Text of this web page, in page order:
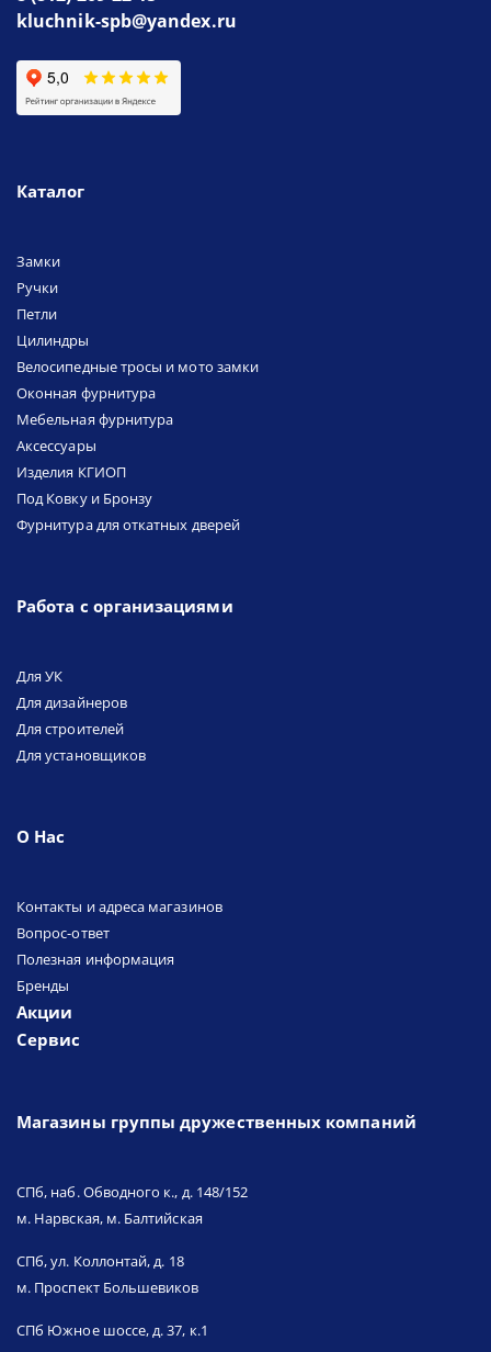
kluchnik-spb@yandex.ru
Каталог
Замки
Ручки
Петли
Цилиндры
Велосипедные тросы и мото замки
Оконная фурнитура
Мебельная фурнитура
Аксессуары
Изделия КГИОП
Под Ковку и Бронзу
Фурнитура для откатных дверей
Работа с организациями
Для УК
Для дизайнеров
Для строителей
Для установщиков
О Нас
Контакты и адреса магазинов
Вопрос-ответ
Полезная информация
Бренды
Акции
Сервис
Магазины группы дружественных компаний
СПб, наб. Обводного к., д. 148/152
м. Нарвская, м. Балтийская
СПб, ул. Коллонтай, д. 18
м. Проспект Большевиков
СПб Южное шоссе, д. 37, к.1